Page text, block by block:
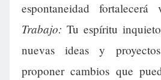
espontaneidad fortalecerá
Trabajo: Tu espíritu
nuevas ideas y
proponer cambios que